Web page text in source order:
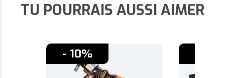
TU POURRAIS AUSSI AIMER
- 10%